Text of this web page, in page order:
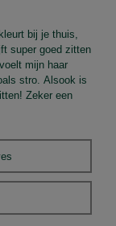
bij je thuis,
super goed zitten
mijn haar
stro. Alsook is
Zeker een